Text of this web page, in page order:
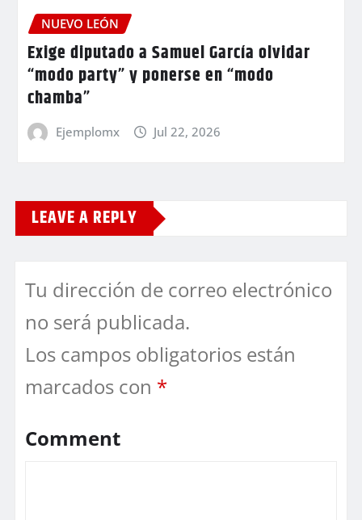
NUEVO LEÓN
Exige diputado a Samuel García olvidar
“modo party” y ponerse en “modo
chamba”
Ejemplomx Jul 22, 2026
LEAVE A REPLY
Tu dirección de correo electrónico
no será publicada.
Los campos obligatorios están
marcados con *
Comment